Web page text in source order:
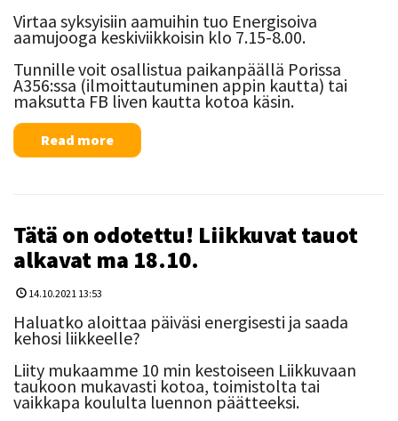
Virtaa syksyisiin aamuihin tuo Energisoiva
aamujooga keskiviikkoisin klo 7.15-8.00.
Tunnille voit osallistua paikanpäällä Porissa
A356:ssa (ilmoittautuminen appin kautta) tai
maksutta FB liven kautta kotoa käsin.
Read more
Tätä on odotettu! Liikkuvat tauot
alkavat ma 18.10.
14.10.2021 13:53
Haluatko aloittaa päiväsi energisesti ja saada
kehosi liikkeelle?
Liity mukaamme 10 min kestoiseen Liikkuvaan
taukoon mukavasti kotoa, toimistolta tai
vaikkapa koululta luennon päätteeksi.